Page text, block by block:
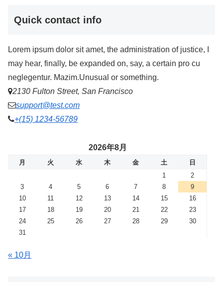
Quick contact info
Lorem ipsum dolor sit amet, the administration of justice, I
may hear, finally, be expanded on, say, a certain pro cu
neglegentur. Mazim.Unusual or something.
2130 Fulton Street, San Francisco
support@test.com
+(15) 1234-56789
2026年8月
月 火 水 木 金 土
日
1
2
3
4 5 6 7 8
9
10
11 12 13 14 15
16
17
18 19 20 21 22
23
24
25 26 27 28 29
30
31
« 10月